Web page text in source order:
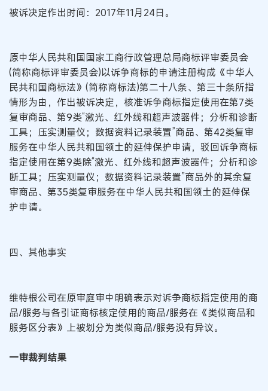
被诉决定作出时间：2017年11月24日。
原中华人民共和国国家工商行政管理总局商标评审委员会
(简称商标评审委员会)以诉争商标的申请注册构成《中华人
民共和国商标法》(简称商标法)第二十八条、第三十条所指
情形为由，作出被诉决定，核准诉争商标指定使用在第7类
复审商品、第9类“激光、红外线和超声波器件；分析和诊断
工具；压实测量仪；数据资料记录装置”商品、第42类复审
服务在中华人民共和国领土的延伸保护申请，驳回诉争商标
指定使用在第9类除“激光、红外线和超声波器件；分析和诊
断工具；压实测量仪；数据资料记录装置”商品外的其余复
审商品、第35类复审服务在中华人民共和国领土的延伸保
护申请。
四、其他事实
维特根公司在原审庭审中明确表示对诉争商标指定使用的商
品/服务与各引证商标核定使用的商品/服务在《类似商品和
服务区分表》上被划分为类似商品/服务没有异议。
一审裁判结果